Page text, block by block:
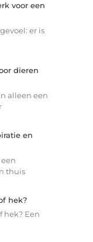
voor een
er is
dieren
alleen een
en
thuis
hek?
hek? Een